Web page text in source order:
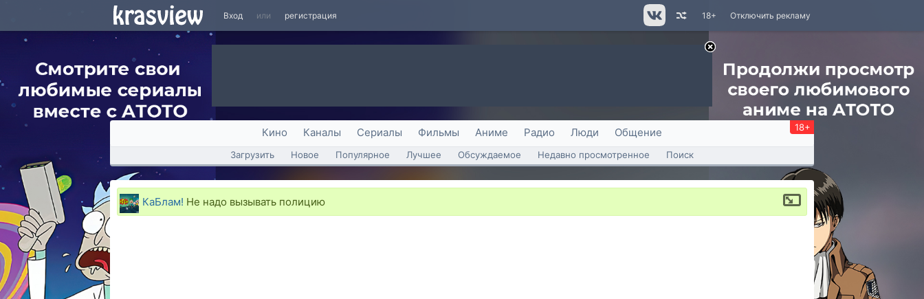
Вход или регистрация Отключить рекламу
18+
Кино Каналы Сериалы Фильмы Аниме Радио Люди Общение 18+
Загрузить Новое Популярное Лучшее Обсуждаемое Недавно просмотренное Поиск
КаБлам! Не надо вызывать полицию